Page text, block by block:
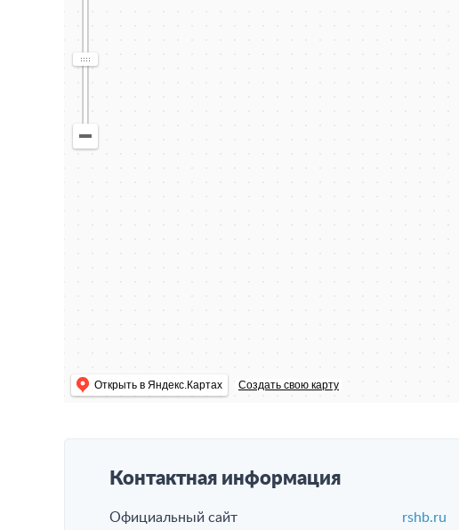
Открыть в Яндекс.Картах Создать свою карту
Контактная информация
Официальный сайт rshb.ru